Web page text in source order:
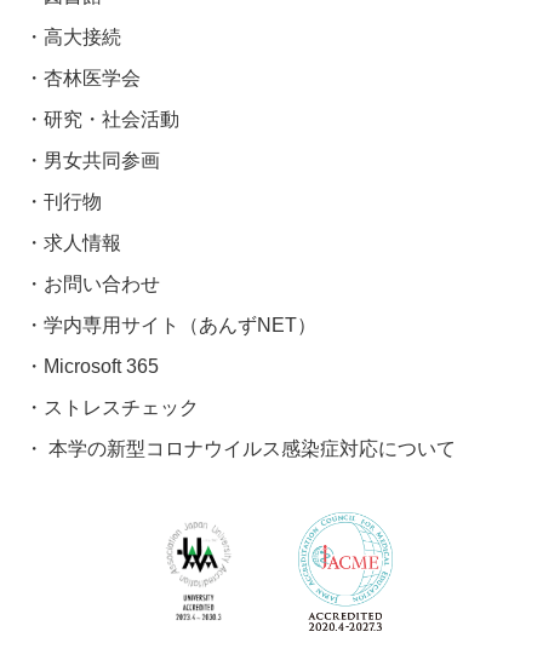
高大接続
杏林医学会
研究・社会活動
男女共同参画
刊行物
求人情報
お問い合わせ
学内専用サイト（あんずNET）
Microsoft 365
ストレスチェック
本学の新型コロナウイルス感染症対応について